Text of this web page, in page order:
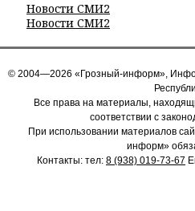
Новости СМИ2
Новости СМИ2
© 2004—2026 «Грозный-информ»,
Все права на материалы,
соответствии с
При использовании материалов
информ»
Контакты: тел: 8 (938) 019-73-67